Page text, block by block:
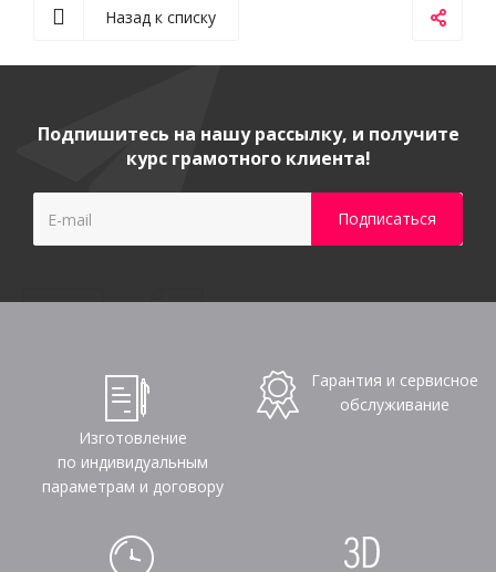
Назад к списку
Подпишитесь на нашу рассылку, и получите
курс грамотного клиента!
Изготовление
по индивидуальным
параметрам и договору
Гарантия и сервисное
обслуживание